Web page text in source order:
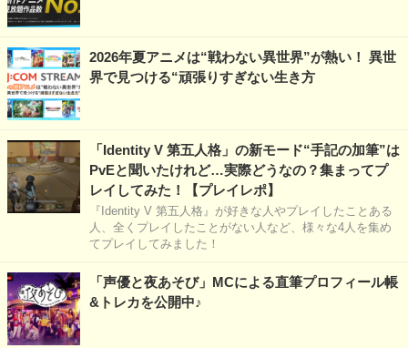
2026年夏アニメは“戦わない異世界”が熱い！ 異世
界で見つける“頑張りすぎない生き方
「Identity V 第五人格」の新モード“手記の加筆”は
PvEと聞いたけれど…実際どうなの？集まってプ
レイしてみた！【プレイレポ】
『Identity V 第五人格』が好きな人やプレイしたことある
人、全くプレイしたことがない人など、様々な4人を集め
てプレイしてみました！
「声優と夜あそび」MCによる直筆プロフィール帳
&トレカを公開中♪